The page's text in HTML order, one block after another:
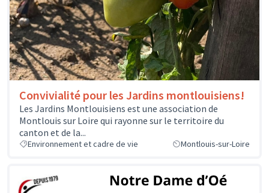
Convivialité pour les Jardins montlouisiens!
Les Jardins Montlouisiens est une association de
Montlouis sur Loire qui rayonne sur le territoire du
canton et de la...
Environnement et cadre de vie Montlouis-sur-Loire